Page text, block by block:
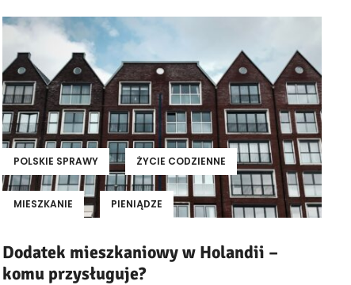
POLSKIE SPRAWY ŻYCIE CODZIENNE
MIESZKANIE PIENIĄDZE
Dodatek mieszkaniowy w Holandii –
komu przysługuje?